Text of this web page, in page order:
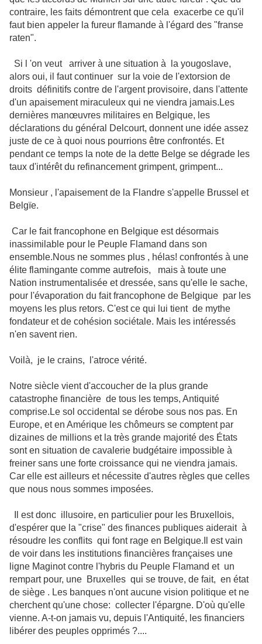
contraire, les faits démontrent que cela exacerbe ce qu'il
faut bien appeler la fureur flamande à l'égard des "franse
raten".
Si l 'on veut arriver à une situation à la yougoslave,
alors oui, il faut continuer sur la voie de l'extorsion de
droits définitifs contre de l'argent provisoire, dans l'attente
d'un apaisement miraculeux qui ne viendra jamais.Les
dernières manœuvres militaires en Belgique, les
déclarations du général Delcourt, donnent une idée assez
juste de ce à quoi nous pourrions être confrontés. Et
pendant ce temps la note de la dette Belge se dégrade les
taux d'intérêt du refinancement grimpent, grimpent...
Monsieur , l'apaisement de la Flandre s'appelle Brussel et
Belgïe.
Car le fait francophone en Belgique est désormais
inassimilable pour le Peuple Flamand dans son
ensemble.Nous ne sommes plus , hélas! confrontés à une
élite flamingante comme autrefois, mais à toute une
Nation instrumentalisée et dressée, sans qu'elle le sache,
pour l'évaporation du fait francophone de Belgique par les
moyens les plus retors. C'est ce qui lui tient de mythe
fondateur et de cohésion sociétale. Mais les intéressés
n'en savent rien.
Voilà, je le crains, l'atroce vérité.
Notre siècle vient d'accoucher de la plus grande
catastrophe financière de tous les temps, Antiquité
comprise.Le sol occidental se dérobe sous nos pas. En
Europe, et en Amérique les chômeurs se comptent par
dizaines de millions et la très grande majorité des États
sont en situation de cavalerie budgétaire impossible à
freiner sans une forte croissance qui ne viendra jamais.
Car elle est ailleurs et nécessite d'autres règles que celles
que nous nous sommes imposées.
Il est donc illusoire, en particulier pour les Bruxellois,
d'espérer que la "crise" des finances publiques aiderait à
résoudre les conflits qui font rage en Belgique.Il est vain
de voir dans les institutions financières françaises une
ligne Maginot contre l'hybris du Peuple Flamand et un
rempart pour, une Bruxelles qui se trouve, de fait, en état
de siège . Les banques n'ont aucune vision politique et ne
cherchent qu'une chose: collecter l'épargne. D'où qu'elle
vienne. A-t-on jamais vu, depuis l'Antiquité, les financiers
libérer des peuples opprimés ?....